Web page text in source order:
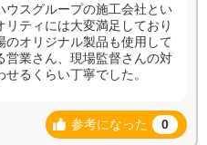
ウスグループの施工会社とい
ティには大変満足しており
のオリジナル製品も使用して
営業さん、現場監督さんの対
るくらい丁寧でした。
参考になった 0